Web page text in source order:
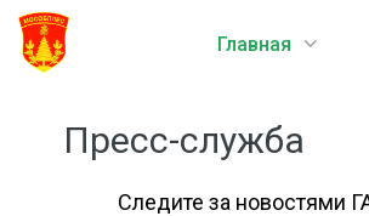
Главная
Пресс-служба
Следите за новостями